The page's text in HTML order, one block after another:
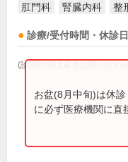
肛門科
腎臓内科 整
診療/受付時間・休診日
(診療時間は直接お問い合わ
お盆(8月中旬)は休
に必ず医療機関に直